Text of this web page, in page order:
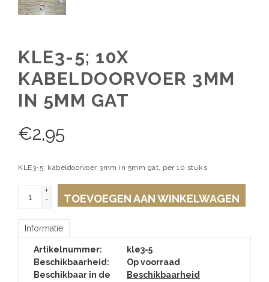
KLE3-5; 10X
KABELDOORVOER 3MM
IN 5MM GAT
€2,95
KLE3-5; kabeldoorvoer 3mm in 5mm gat, per 10 stuks
+
-
TOEVOEGEN AAN WINKELWAGEN
Informatie
Artikelnummer:
kle3-5
Beschikbaarheid:
Op voorraad
Beschikbaar in de
Beschikbaarheid